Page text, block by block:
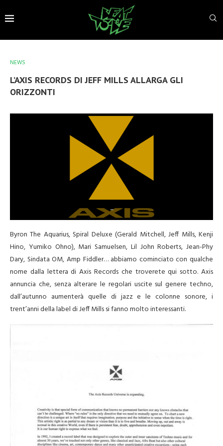
NEWS
L’AXIS RECORDS DI JEFF MILLS ALLARGA GLI
ORIZZONTI
–
Byron The Aquarius, Spiral Deluxe (Gerald Mitchell, Jeff Mills, Kenji
Hino, Yumiko Ohno), Mari Samuelsen, Lil John Roberts, Jean-Phy
Dary, Sindata OM, Amp Fiddler… abbiamo cominciato con qualche
nome dalla lettera di Axis Records che troverete qui sotto. Axis
annuncia che, senza alterare le regolari uscite sul genere techno,
dall’autunno aumenterà quelle di jazz e le colonne sonore, i
trent’anni della label di Jeff Mills si fanno molto interessanti.